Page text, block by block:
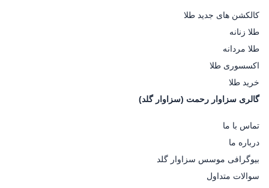
کالکشن های جدید طلا
طلا زنانه
طلا مردانه
اکسسوری طلا
خرید طلا
گالری سزاوار رحمت (سزاوار گلد)
تماس با ما
درباره ما
بیوگرافی موسس سزاوار گلد
سوالات متداول